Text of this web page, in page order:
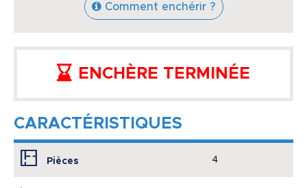
Comment enchérir ?
ENCHÈRE TERMINÉE
CARACTÉRISTIQUES
Pièces 4